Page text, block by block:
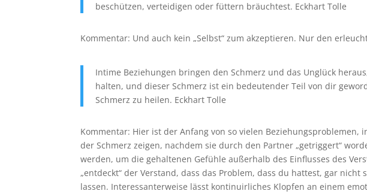
beschützen, verteidigen oder füttern bräuchtest. Eckhart Tolle
Kommentar: Und auch kein „Selbst“ zum akzeptieren. Nur den
Intime Beziehungen bringen den Schmerz und das Unglück
halten, und dieser Schmerz ist ein bedeutender Teil von dir
Schmerz zu heilen. Eckhart Tolle
Kommentar: Hier ist der Anfang von so vielen
der Schmerz zeigen, nachdem sie durch den Partner „getriggert“
werden, um die gehaltenen Gefühle außerhalb des Einflusses des
„entdeckt“ der Verstand, dass das Problem, dass du hattest, gar
lassen. Interessanterweise lässt kontinuirliches Klopfen an einem